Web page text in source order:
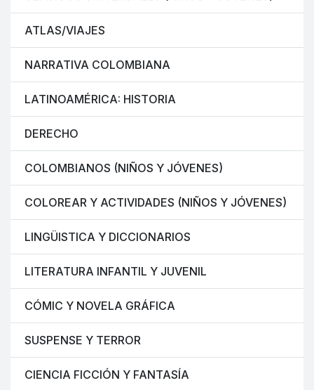
ATLAS/VIAJES
NARRATIVA COLOMBIANA
LATINOAMÉRICA: HISTORIA
DERECHO
COLOMBIANOS (NIÑOS Y JÓVENES)
COLOREAR Y ACTIVIDADES (NIÑOS Y JÓVENES)
LINGÜISTICA Y DICCIONARIOS
LITERATURA INFANTIL Y JUVENIL
CÓMIC Y NOVELA GRÁFICA
SUSPENSE Y TERROR
CIENCIA FICCIÓN Y FANTASÍA